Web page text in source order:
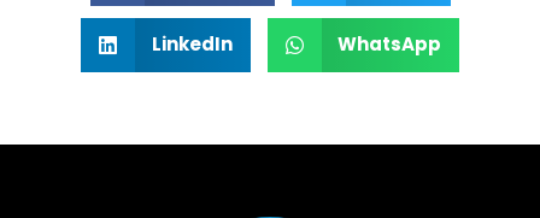
LinkedIn WhatsApp